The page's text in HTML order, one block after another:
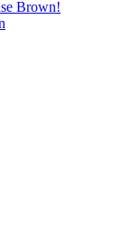
Brown!